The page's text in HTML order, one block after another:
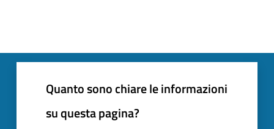
Quanto sono chiare le informazioni
su questa pagina?